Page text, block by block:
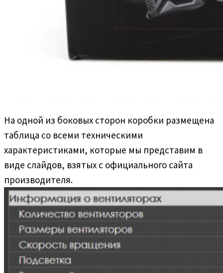
На одной из боковых сторон коробки размещена
таблица со всеми техническими
характеристиками, которые мы представим в
виде слайдов, взятых с официального сайта
производителя.